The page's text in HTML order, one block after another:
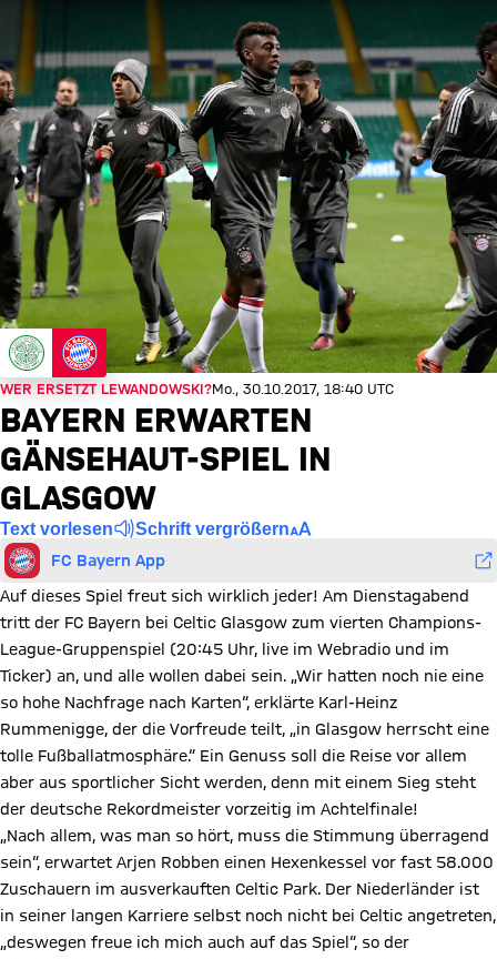
WER ERSETZT LEWANDOWSKI?Mo., 30.10.2017, 18:40 UTC
BAYERN ERWARTEN
GÄNSEHAUT-SPIEL IN
GLASGOW
Text vorlesen Schrift vergrößern
FC Bayern App
Auf dieses Spiel freut sich wirklich jeder! Am Dienstagabend
tritt der FC Bayern bei Celtic Glasgow zum vierten Champions-
League-Gruppenspiel (20:45 Uhr, live im Webradio und im
Ticker) an, und alle wollen dabei sein. „Wir hatten noch nie eine
so hohe Nachfrage nach Karten“, erklärte Karl-Heinz
Rummenigge, der die Vorfreude teilt, „in Glasgow herrscht eine
tolle Fußballatmosphäre.“ Ein Genuss soll die Reise vor allem
aber aus sportlicher Sicht werden, denn mit einem Sieg steht
der deutsche Rekordmeister vorzeitig im Achtelfinale!
„Nach allem, was man so hört, muss die Stimmung überragend
sein“, erwartet Arjen Robben einen Hexenkessel vor fast 58.000
Zuschauern im ausverkauften Celtic Park. Der Niederländer ist
in seiner langen Karriere selbst noch nicht bei Celtic angetreten,
„deswegen freue ich mich auch auf das Spiel“, so der